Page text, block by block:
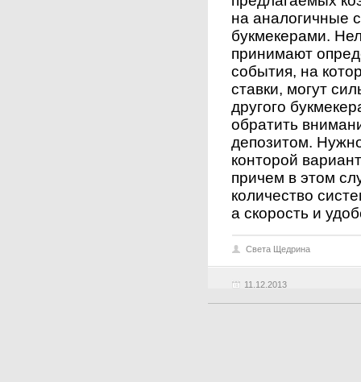
на аналогичные
букмекерами.
принимают
события, на
ставки, могут
другого
обратить
депозитом.
конторой
причем в этом
количество
а скорость и
11.12.2013
Света Щедрина